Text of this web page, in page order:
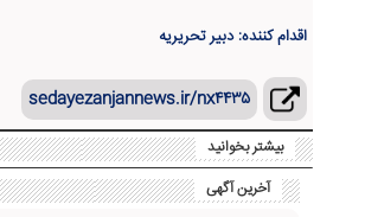
اقدام کننده: دبیر تحریریه
sedayezanjannews.ir/nx۴۴۳۵
بیشتر بخوانید
آخرین آگهی